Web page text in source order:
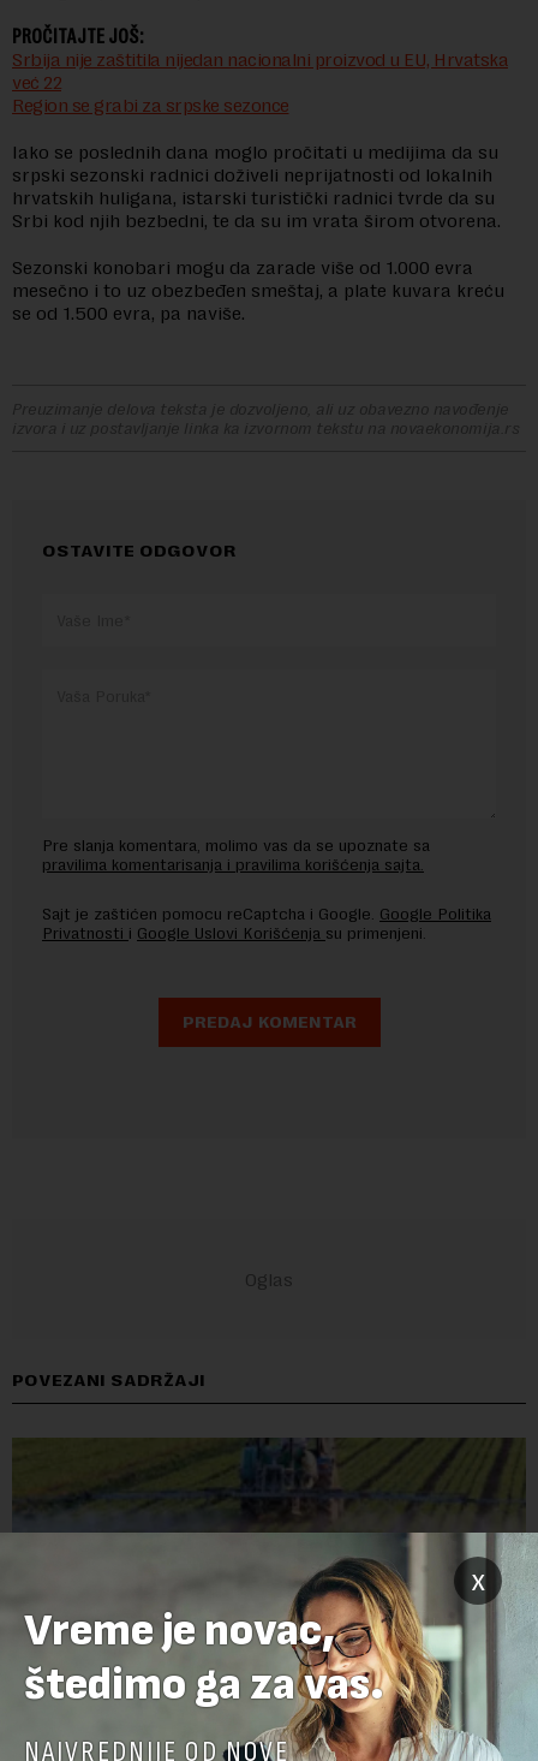
PROČITAJTE JOŠ:
Srbija nije zaštitila nijedan nacionalni proizvod u EU, Hrvatska
već 22
Region se grabi za srpske sezonce
Iako se poslednih dana moglo pročitati u medijima da su
srpski sezonski radnici doživeli neprijatnosti od lokalnih
hrvatskih huligana, istarski turistički radnici tvrde da su
Srbi kod njih bezbedni, te da su im vrata širom otvorena.
Sezonski konobari mogu da zarade više od 1.000 evra
mesečno i to uz obezbeđen smeštaj, a plate kuvara kreću
se od 1.500 evra, pa naviše.
Preuzimanje delova teksta je dozvoljeno, ali uz obavezno navođenje
izvora i uz postavljanje linka ka izvornom tekstu na novaekonomija.rs
OSTAVITE ODGOVOR
Pre slanja komentara, molimo vas da se upoznate sa
pravilima komentarisanja i pravilima korišćenja sajta.
Sajt je zaštićen pomocu reCaptcha i Google. Google Politika
Privatnosti i Google Uslovi Korišćenja su primenjeni.
POVEZANI SADRŽAJI
x
Vreme je novac,
štedimo ga za vas.
NAJVREDNIJE OD NOVE